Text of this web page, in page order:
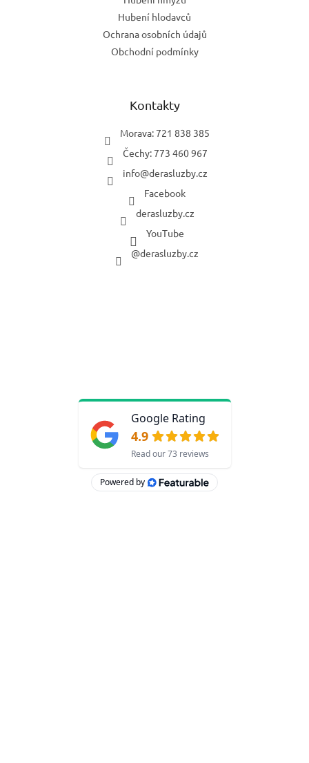
Hubení hlodavců
Ochrana osobních údajů
Obchodní podmínky
Kontakty
Morava: 721 838 385
Čechy: 773 460 967
info@derasluzby.cz
Facebook
derasluzby.cz
YouTube
@derasluzby.cz